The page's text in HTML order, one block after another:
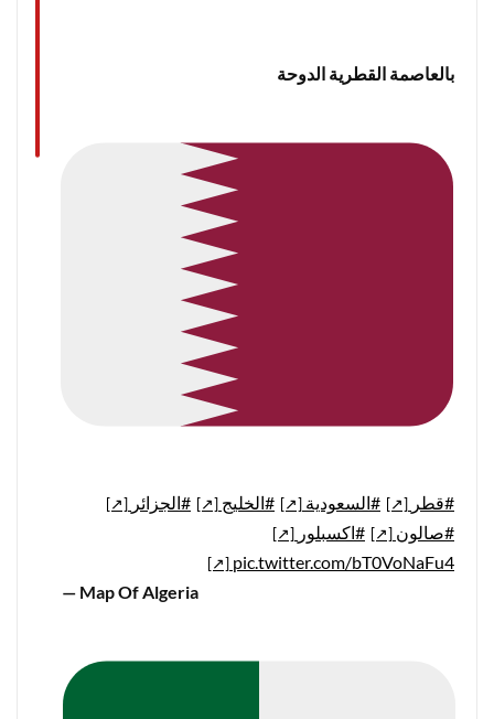
بالعاصمة القطرية الدوحة
#قطر #السعودية #الخليج
#الجزائر
#صالون
#اكسبلور
pic.twitter.com/bT0VoNaFu4
— Map Of Algeria